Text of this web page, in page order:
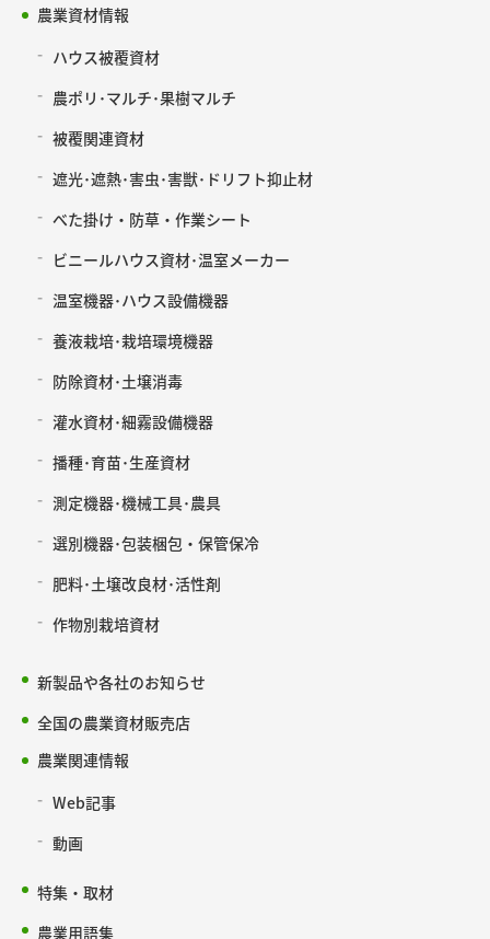
農業資材情報
ハウス被覆資材
農ポリ･マルチ･果樹マルチ
被覆関連資材
遮光･遮熱･害虫･害獣･ドリフト抑止材
べた掛け・防草・作業シート
ビニールハウス資材･温室メーカー
温室機器･ハウス設備機器
養液栽培･栽培環境機器
防除資材･土壌消毒
灌水資材･細霧設備機器
播種･育苗･生産資材
測定機器･機械工具･農具
選別機器･包装梱包・保管保冷
肥料･土壌改良材･活性剤
作物別栽培資材
新製品や各社のお知らせ
全国の農業資材販売店
農業関連情報
Web記事
動画
特集・取材
農業用語集